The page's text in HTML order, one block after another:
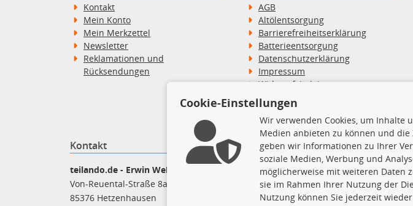
Kontakt
Mein Konto
Mein Merkzettel
Newsletter
Reklamationen und
Rücksendungen
AGB
Altölentsorgung
Barrierefreiheitserklärung
Batterieentsorgung
Datenschutzerklärung
Impressum
Widerrufsbelehrung
Widerruf des Vertrags
Zahlung & Versand
Kontakt
teilando.de - Erwin Weber GmbH
Von-Reuental-Straße 8a
85376 Hetzenhausen
Top Produkte
Beleuchtung
Bremsbeläge
Bremsscheiben
Cookie-Einstellungen
Wir verwenden Cookies, um Inhalte
Medien anbieten zu können und
geben wir Informationen zu Ihrer
soziale Medien, Werbung und
möglicherweise mit weiteren Daten
sie im Rahmen Ihrer Nutzung der
Nutzung können Sie jederzeit